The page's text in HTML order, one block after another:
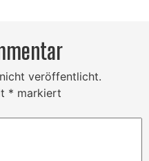
veröffentlicht.
* markiert